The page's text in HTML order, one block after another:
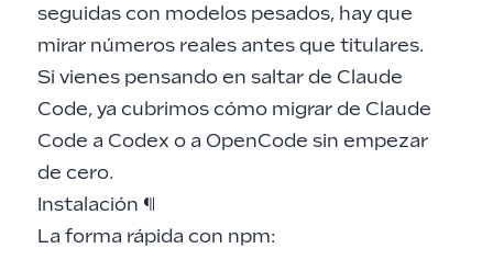
seguidas con modelos pesados, hay que
mirar números reales antes que titulares.
Si vienes pensando en saltar de Claude
Code, ya cubrimos cómo migrar de Claude
Code a Codex o a OpenCode sin empezar
de cero.
Instalación ¶
La forma rápida con npm: